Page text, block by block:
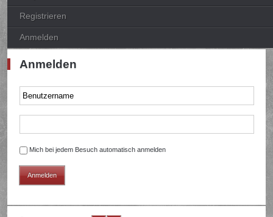
Registrieren
Anmelden
Anmelden
Mich bei jedem Besuch automatisch anmelden